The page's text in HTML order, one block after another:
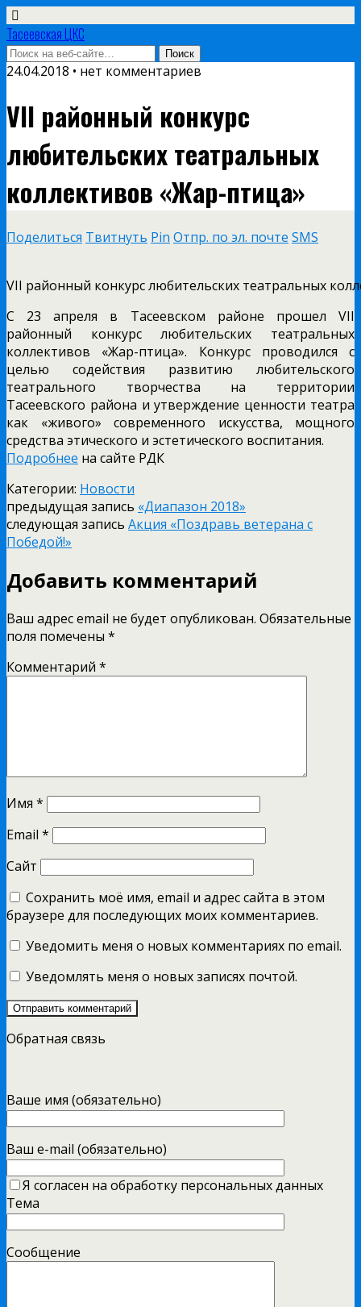
Тасеевская ЦКС
24.04.2018 • нет комментариев
VII районный конкурс
любительских театральных
коллективов «Жар-птица»
Поделиться Твитнуть Pin Отпр. по эл. почте SMS
VII районный конкурс любительских театральных
С 23 апреля в Тасеевском районе прошел VII
районный конкурс любительских театральных
коллективов «Жар-птица». Конкурс проводился с
целью содействия развитию любительского
театрального творчества на территории
Тасеевского района и утверждение ценности театра
как «живого» современного искусства, мощного
средства этического и эстетического воспитания.
Подробнее на сайте РДК
Категории: Новости
предыдущая запись «Диапазон 2018»
следующая запись Акция «Поздравь ветерана с
Победой!»
Добавить комментарий
Ваш адрес email не будет опубликован. Обязательные
поля помечены *
Комментарий *
Имя *
Email *
Сайт
Сохранить моё имя, email и адрес сайта в этом
браузере для последующих моих комментариев.
Уведомить меня о новых комментариях по email.
Уведомлять меня о новых записях почтой.
Обратная связь
Ваше имя (обязательно)
Ваш e-mail (обязательно)
Я согласен на обработку персональных данных
Тема
Сообщение